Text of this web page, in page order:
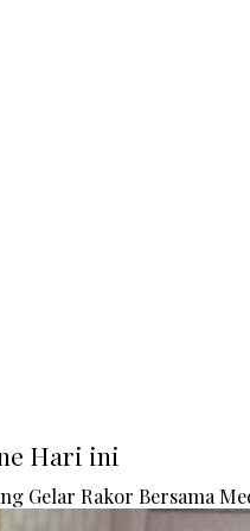
Hari ini
Gelar Rakor Bersama